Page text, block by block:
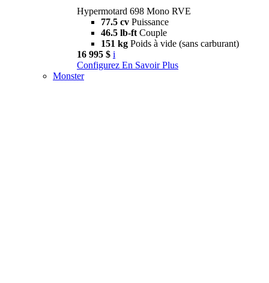
Hypermotard 698 Mono RVE
77.5 cv Puissance
46.5 lb-ft Couple
151 kg Poids à vide (sans carburant)
16 995 $ i
Configurez En Savoir Plus
Monster